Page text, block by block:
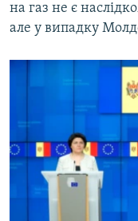
на газ не є
але у випадку